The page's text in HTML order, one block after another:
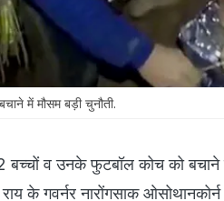
में मौसम बड़ी चुनौती.
व उनके फुटबॉल कोच को बचाने में
के गवर्नर नारोंगसाक